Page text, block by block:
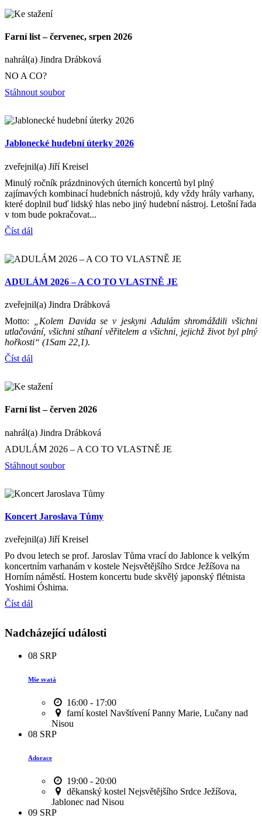
Farní list – červenec, srpen 2026
nahrál(a) Jindra Drábková
NO A CO?
Stáhnout soubor
Jablonecké hudební úterky 2026
zveřejnil(a) Jiří Kreisel
Minulý ročník prázdninových úterních koncertů byl plný
zajímavých kombinací hudebních nástrojů, kdy vždy hrály varhany,
které doplnil buď lidský hlas nebo jiný hudební nástroj. Letošní řada
v tom bude pokračovat...
Číst dál
ADULÁM 2026 – A CO TO VLASTNĚ JE
zveřejnil(a) Jindra Drábková
Motto:
„Kolem Davida se v jeskyni Adulám shromáždili všichni
utlačování, všichni stíhaní věřitelem a všichni, jejichž život byl plný
hořkosti“ (1Sam 22,1).
Číst dál
Farní list – červen 2026
nahrál(a) Jindra Drábková
ADULÁM 2026 – A CO TO VLASTNĚ JE
Stáhnout soubor
Koncert Jaroslava Tůmy
zveřejnil(a) Jiří Kreisel
Po dvou letech se prof. Jaroslav Tůma vrací do Jablonce k velkým
koncertním varhanám v kostele Nejsvětějšího Srdce Ježíšova na
Horním náměstí. Hostem koncertu bude skvělý japonský flétnista
Yoshimi Óshima.
Číst dál
Nadcházející události
08 SRP
Mše svatá
16:00 - 17:00
farní kostel Navštívení Panny Marie, Lučany nad
Nisou
08 SRP
Adorace
19:00 - 20:00
děkanský kostel Nejsvětějšího Srdce Ježíšova,
Jablonec nad Nisou
09 SRP